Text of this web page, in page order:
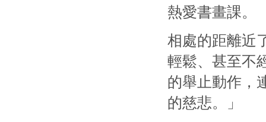
熱愛書畫課。
相處的距離近
輕鬆、甚至不
的舉止動作，
的慈悲。」